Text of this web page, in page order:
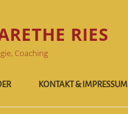
RIES
Coaching
KONTAKT & IMPRESSUM